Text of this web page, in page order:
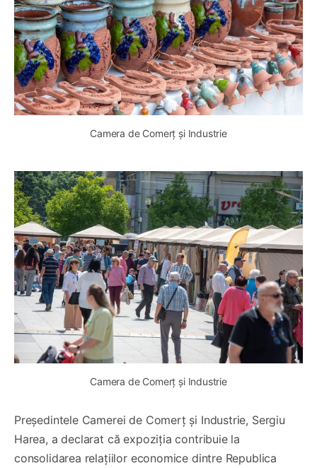
Camera de Comerț și Industrie
Camera de Comerț și Industrie
Președintele Camerei de Comerț și Industrie, Sergiu
Harea, a declarat că expoziția contribuie la
consolidarea relațiilor economice dintre Republica